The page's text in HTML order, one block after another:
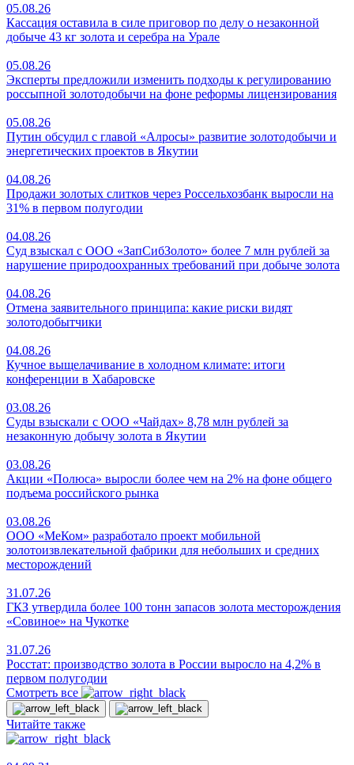
05.08.26
Кассация оставила в силе приговор по делу о незаконной
добыче 43 кг золота и серебра на Урале
05.08.26
Эксперты предложили изменить подходы к регулированию
россыпной золотодобычи на фоне реформы лицензирования
05.08.26
Путин обсудил с главой «Алросы» развитие золотодобычи и
энергетических проектов в Якутии
04.08.26
Продажи золотых слитков через Россельхозбанк выросли на
31% в первом полугодии
04.08.26
Суд взыскал с ООО «ЗапСибЗолото» более 7 млн рублей за
нарушение природоохранных требований при добыче золота
04.08.26
Отмена заявительного принципа: какие риски видят
золотодобытчики
04.08.26
Кучное выщелачивание в холодном климате: итоги
конференции в Хабаровске
03.08.26
Суды взыскали с ООО «Чайдах» 8,78 млн рублей за
незаконную добычу золота в Якутии
03.08.26
Акции «Полюса» выросли более чем на 2% на фоне общего
подъема российского рынка
03.08.26
ООО «МеКом» разработало проект мобильной
золотоизвлекательной фабрики для небольших и средних
месторождений
31.07.26
ГКЗ утвердила более 100 тонн запасов золота месторождения
«Совиное» на Чукотке
31.07.26
Росстат: производство золота в России выросло на 4,2% в
первом полугодии
Смотреть все
Читайте также